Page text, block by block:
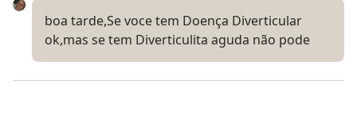
boa tarde,Se voce tem Doença Diverticular
ok,mas se tem Diverticulita aguda não pode